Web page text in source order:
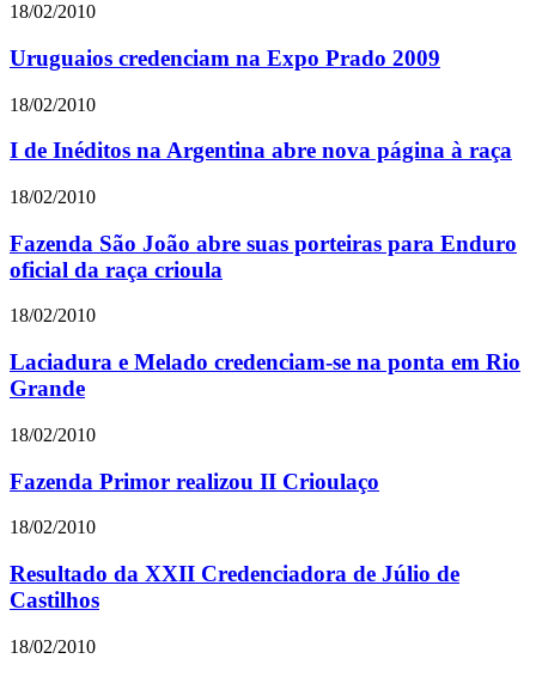
18/02/2010
Uruguaios credenciam na Expo Prado 2009
18/02/2010
I de Inéditos na Argentina abre nova página à raça
18/02/2010
Fazenda São João abre suas porteiras para Enduro
oficial da raça crioula
18/02/2010
Laciadura e Melado credenciam-se na ponta em Rio
Grande
18/02/2010
Fazenda Primor realizou II Crioulaço
18/02/2010
Resultado da XXII Credenciadora de Júlio de
Castilhos
18/02/2010